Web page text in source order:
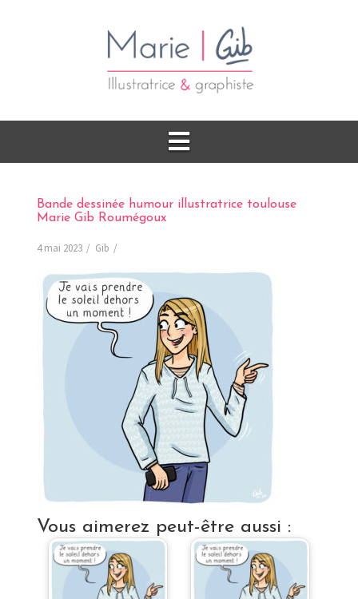
Bande dessinée humour illustratrice toulouse
Marie Gib Roumégoux
4 mai 2023 Gib
Vous aimerez peut-être aussi :